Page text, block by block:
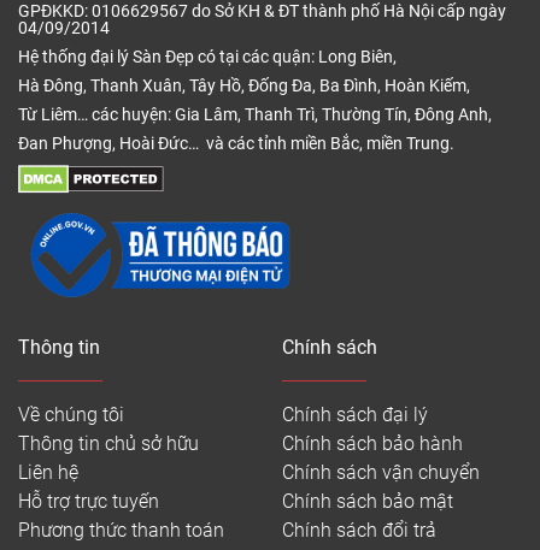
GPĐKKD: 0106629567 do Sở KH & ĐT thành phố Hà Nội cấp ngày
04/09/2014
Hệ thống đại lý Sàn Đẹp có tại các quận: Long Biên,
Hà Đông, Thanh Xuân, Tây Hồ, Đống Đa, Ba Đình, Hoàn Kiếm,
Từ Liêm… các huyện: Gia Lâm, Thanh Trì, Thường Tín, Đông Anh,
Đan Phượng, Hoài Đức… và các tỉnh miền Bắc, miền Trung.
Thông tin
Về chúng tôi
Thông tin chủ sở hữu
Liên hệ
Hỗ trợ trực tuyến
Phương thức thanh toán
Chính sách
Chính sách đại lý
Chính sách bảo hành
Chính sách vận chuyển
Chính sách bảo mật
Chính sách đổi trả